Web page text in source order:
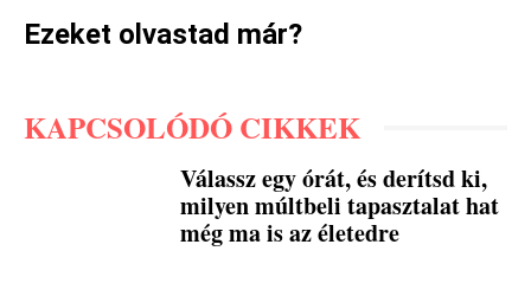
Ezeket olvastad már?
KAPCSOLÓDÓ CIKKEK
Válassz egy órát, és derítsd ki,
milyen múltbeli tapasztalat hat
még ma is az életedre